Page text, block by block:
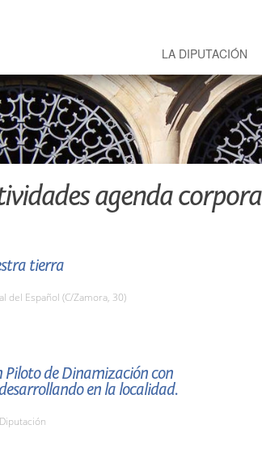
LA DIPUTACIÓN
agenda
tierra
del Español (C/Zamora, 30)
Piloto de Dinamización con
en la localidad.